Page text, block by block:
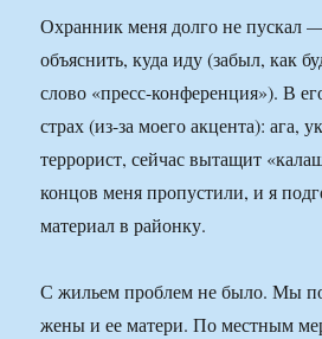
Охранник меня долго не пускал
объяснить, куда иду (забыл, как
слово «пресс-конференция»). В
страх (из-за моего акцента): ага,
террорист, сейчас вытащит
концов меня пропустили, и я
материал в районку.
С жильем проблем не было. Мы
жены и ее матери. По местным